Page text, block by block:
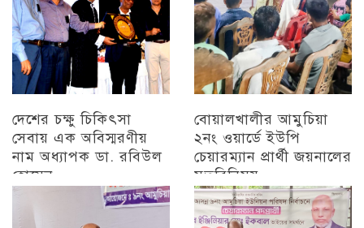
দেশের চক্ষু চিকিৎসা
সেবায় এক অবিস্মরণীয়
নাম অধ্যাপক ডা. রবিউল
হোসেন
বোয়ালখালীর আমুচিয়া
২নং ওয়ার্ডে ইউপি
চেয়ারম্যান প্রার্থী জয়নালের
মতবিনিময়
চট্টগ্রাম